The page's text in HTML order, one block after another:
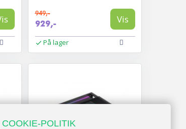
949,-
929,- Vis
På lager
COOKIE-POLITIK